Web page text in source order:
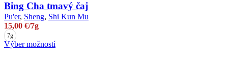
Bing Cha tmavý čaj
Pu'er, Sheng, Shi Kun Mu
15,00 €/7g
7g
Výber možnostíTento